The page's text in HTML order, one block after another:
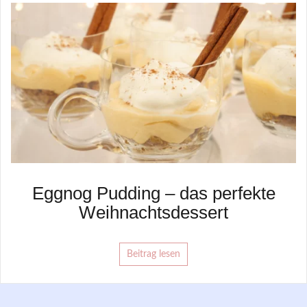
Eggnog Pudding – das perfekte
Weihnachtsdessert
Beitrag lesen